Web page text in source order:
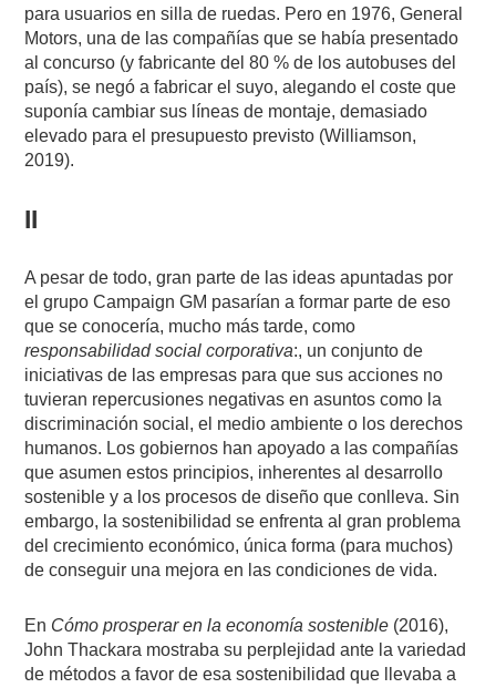
para usuarios en silla de ruedas. Pero en 1976, General
Motors, una de las compañías que se había presentado
al concurso (y fabricante del 80 % de los autobuses del
país), se negó a fabricar el suyo, alegando el coste que
suponía cambiar sus líneas de montaje, demasiado
elevado para el presupuesto previsto (Williamson,
2019).
II
A pesar de todo, gran parte de las ideas apuntadas por
el grupo Campaign GM pasarían a formar parte de eso
que se conocería, mucho más tarde, como
responsabilidad social corporativa:, un conjunto de
iniciativas de las empresas para que sus acciones no
tuvieran repercusiones negativas en asuntos como la
discriminación social, el medio ambiente o los derechos
humanos. Los gobiernos han apoyado a las compañías
que asumen estos principios, inherentes al desarrollo
sostenible y a los procesos de diseño que conlleva. Sin
embargo, la sostenibilidad se enfrenta al gran problema
del crecimiento económico, única forma (para muchos)
de conseguir una mejora en las condiciones de vida.
En Cómo prosperar en la economía sostenible (2016),
John Thackara mostraba su perplejidad ante la variedad
de métodos a favor de esa sostenibilidad que llevaba a